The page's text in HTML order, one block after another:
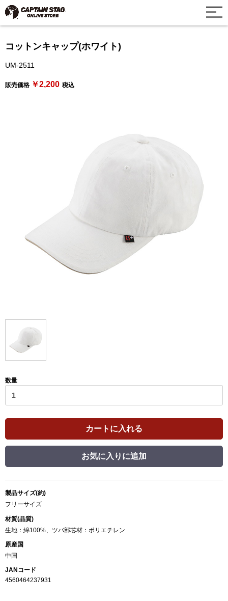
コットンキャップ(ホワイト)
UM-2511
販売価格 ￥2,200 税込
数量
カートに入れる
お気に入りに追加
製品サイズ(約)
フリーサイズ
材質(品質)
生地：綿100%、ツバ部芯材：ポリエチレン
原産国
中国
JANコード
4560464237931